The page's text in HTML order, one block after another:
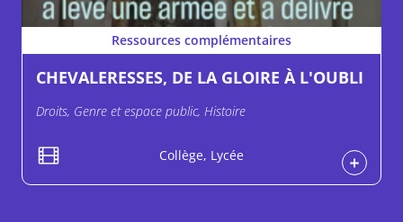
Ressources complémentaires
CHEVALERESSES, DE LA GLOIRE À L'OUBLI
Droits, Genre et espace public, Histoire
Collège, Lycée